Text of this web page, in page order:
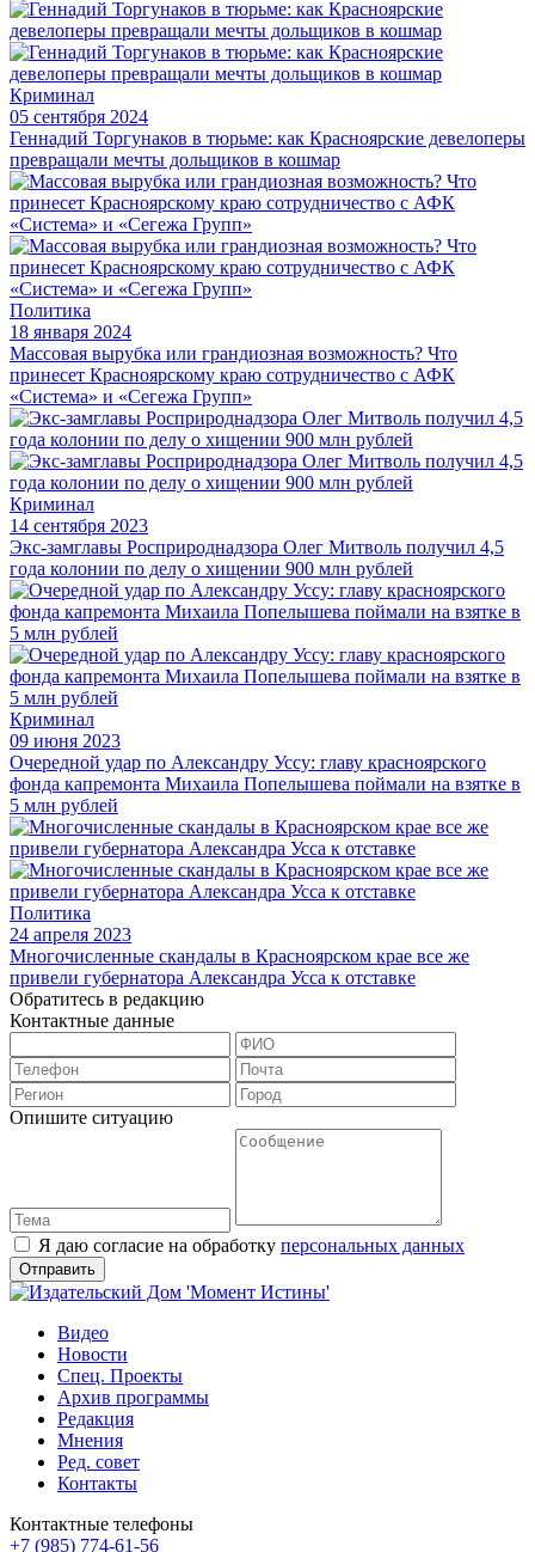
Криминал
05 сентября 2024
Геннадий Торгунаков в тюрьме: как Красноярские девелоперы
превращали мечты дольщиков в кошмар
Политика
18 января 2024
Массовая вырубка или грандиозная возможность? Что
принесет Красноярскому краю сотрудничество с АФК
«Система» и «Сегежа Групп»
Криминал
14 сентября 2023
Экс-замглавы Росприроднадзора Олег Митволь получил 4,5
года колонии по делу о хищении 900 млн рублей
Криминал
09 июня 2023
Очередной удар по Александру Уссу: главу красноярского
фонда капремонта Михаила Попелышева поймали на взятке в
5 млн рублей
Политика
24 апреля 2023
Многочисленные скандалы в Красноярском крае все же
привели губернатора Александра Усса к отставке
Обратитесь в редакцию
Контактные данные
Опишите ситуацию
Я даю согласие на обработку персональных данных
Видео
Новости
Спец. Проекты
Архив программы
Редакция
Мнения
Ред. совет
Контакты
Контактные телефоны
+7 (985) 774-61-56